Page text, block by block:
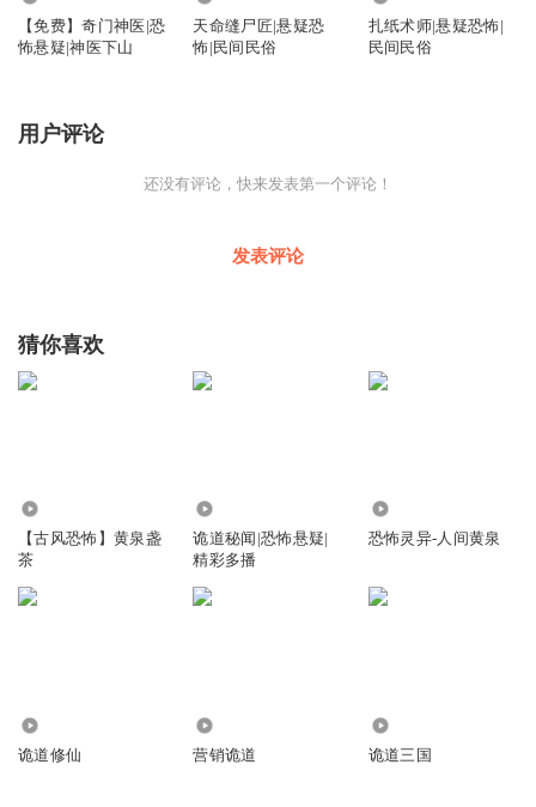
【免费】奇门神医|恐
怖悬疑|神医下山
天命缝尸匠|悬疑恐
怖|民间民俗
扎纸术师|悬疑恐怖|
民间民俗
用户评论
还没有评论，快来发表第一个评论！
发表评论
猜你喜欢
【古风恐怖】黄泉盏
茶
诡道秘闻|恐怖悬疑|
精彩多播
恐怖灵异-人间黄泉
诡道修仙 营销诡道 诡道三国